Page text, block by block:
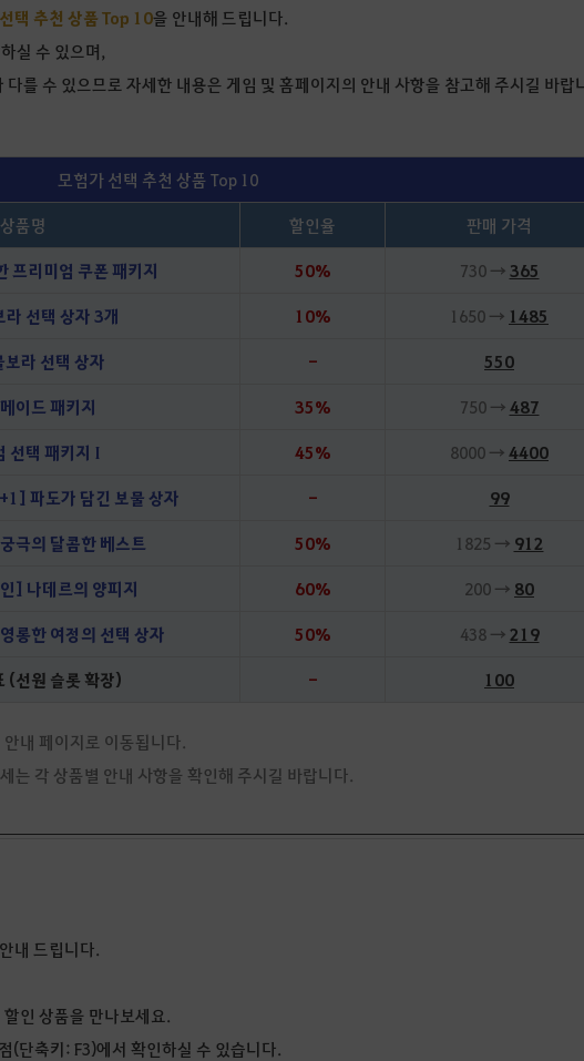
택 추천 상품 Top 10을 안내해 드립니다.
실 수 있으며,
를 수 있으므로 자세한 내용은 게임 및 홈페이지의 안내 사항을 참고해 주시길 바랍
모험가 선택 추천 상품 Top 10
상품명 할인율 판매 가격
프리미엄 쿠폰 패키지 50% 730 → 365
라 선택 상자 3개 10% 1650 → 1485
보라 선택 상자 - 550
이드 패키지 35% 750 → 487
선택 패키지 I 45% 8000 → 4400
파도가 담긴 보물 상자 - 99
극의 달콤한 베스트 50% 1825 → 912
] 나데르의 양피지 60% 200 → 80
롱한 여정의 선택 상자 50% 438 → 219
(선원 슬롯 확장) - 100
내 페이지로 이동됩니다.
는 각 상품별 안내 사항을 확인해 주시길 바랍니다.
내 드립니다.
인 상품을 만나보세요.
(단축키: F3)에서 확인하실 수 있습니다.